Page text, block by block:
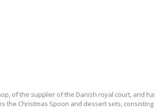
of the supplier of the Danish royal court, and
the Christmas Spoon and dessert sets,